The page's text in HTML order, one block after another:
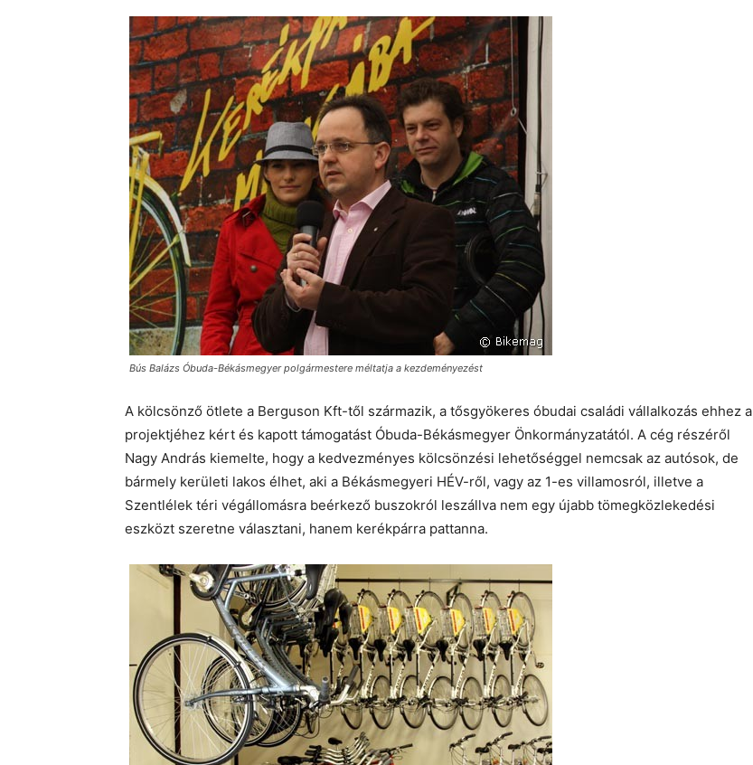
Bús Balázs Óbuda-Békásmegyer polgármestere méltatja a kezdeményezést
A kölcsönző ötlete a Berguson Kft-től származik, a tősgyökeres óbudai családi vállalkozás ehhez a
projektjéhez kért és kapott támogatást Óbuda-Békásmegyer Önkormányzatától. A cég részéről
Nagy András kiemelte, hogy a kedvezményes kölcsönzési lehetőséggel nemcsak az autósok, de
bármely kerületi lakos élhet, aki a Békásmegyeri HÉV-ről, vagy az 1-es villamosról, illetve a
Szentlélek téri végállomásra beérkező buszokról leszállva nem egy újabb tömegközlekedési
eszközt szeretne választani, hanem kerékpárra pattanna.